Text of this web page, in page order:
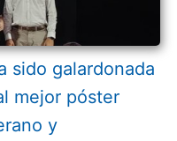
sido galardonada
mejor póster
y